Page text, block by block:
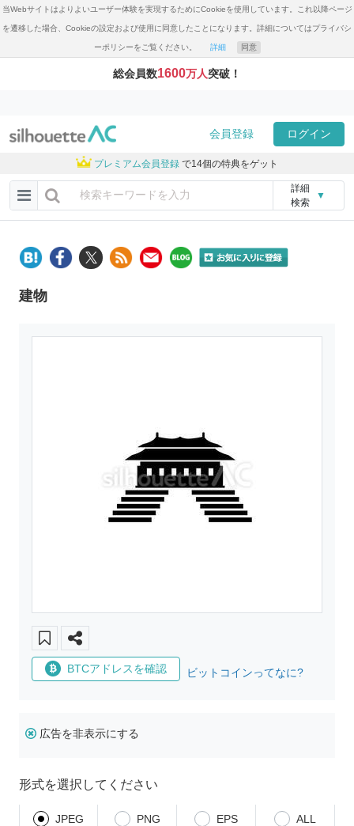
当Webサイトはよりよいユーザー体験を実現するためにCookieを使用しています。これ以降ページ
を遷移した場合、Cookieの設定および使用に同意したことになります。詳細についてはプライバシ
ーポリシーをご覧ください。 詳細 同意
総会員数1600万人突破！
会員登録 ログイン
プレミアム会員登録 で14個の特典をゲット
詳細
検索
▼
建物
BTCアドレスを確認 ビットコインってなに?
広告を非表示にする
形式を選択してください
JPEG PNG EPS ALL